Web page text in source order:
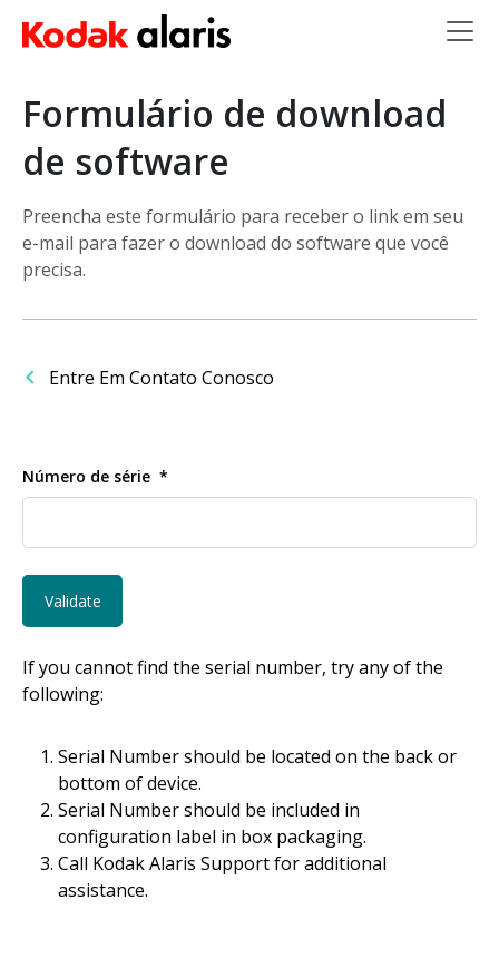
Skip to main content
Formulário de download
de software
Preencha este formulário para receber o link em seu
e-mail para fazer o download do software que você
precisa.
Entre Em Contato Conosco
Número de série
If you cannot find the serial number, try any of the
following:
Serial Number should be located on the back or
bottom of device.
Serial Number should be included in
configuration label in box packaging.
Call Kodak Alaris Support for additional
assistance.